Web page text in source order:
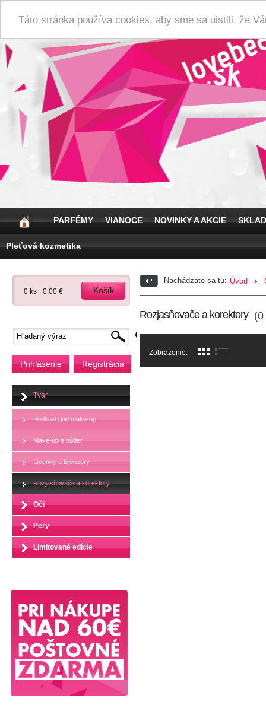
Táto stránka používa cookies, aby sme sa uistili, že
PARFÉMY VIANOCE NOVINKY A AKCIE
Pleťová kozmetika
0 ks 0.00 € Košík
Prihlásenie Registrácia
Tvár
Podklad pod make-up
Make-up a púder
Lícenky a bronzery
Rozjasňovače a korektory
Oči
Pery
Limitované edície
Nachádzate sa tu: Úvod
Rozjasňovače a korektory(0
Zobrazenie: